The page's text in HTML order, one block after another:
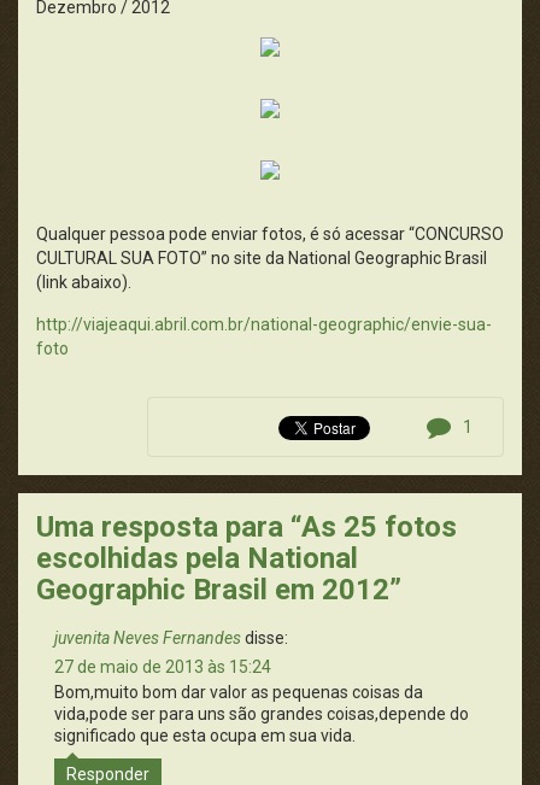
Dezembro / 2012
Qualquer pessoa pode enviar fotos, é só acessar “CONCURSO
CULTURAL SUA FOTO” no site da National Geographic Brasil
(link abaixo).
http://viajeaqui.abril.com.br/national-geographic/envie-sua-
foto
1
Uma resposta para “As 25 fotos
escolhidas pela National
Geographic Brasil em 2012”
juvenita Neves Fernandesdisse:
27 de maio de 2013 às 15:24
Bom,muito bom dar valor as pequenas coisas da
vida,pode ser para uns são grandes coisas,depende do
significado que esta ocupa em sua vida.
Responder